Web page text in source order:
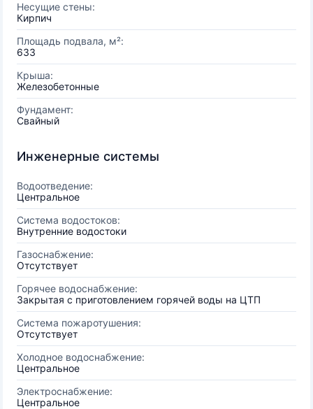
Несущие стены:
Кирпич
Площадь подвала, м²:
633
Крыша:
Железобетонные
Фундамент:
Свайный
Инженерные системы
Водоотведение:
Центральное
Система водостоков:
Внутренние водостоки
Газоснабжение:
Отсутствует
Горячее водоснабжение:
Закрытая с приготовлением горячей воды на ЦТП
Система пожаротушения:
Отсутствует
Холодное водоснабжение:
Центральное
Электроснабжение:
Центральное